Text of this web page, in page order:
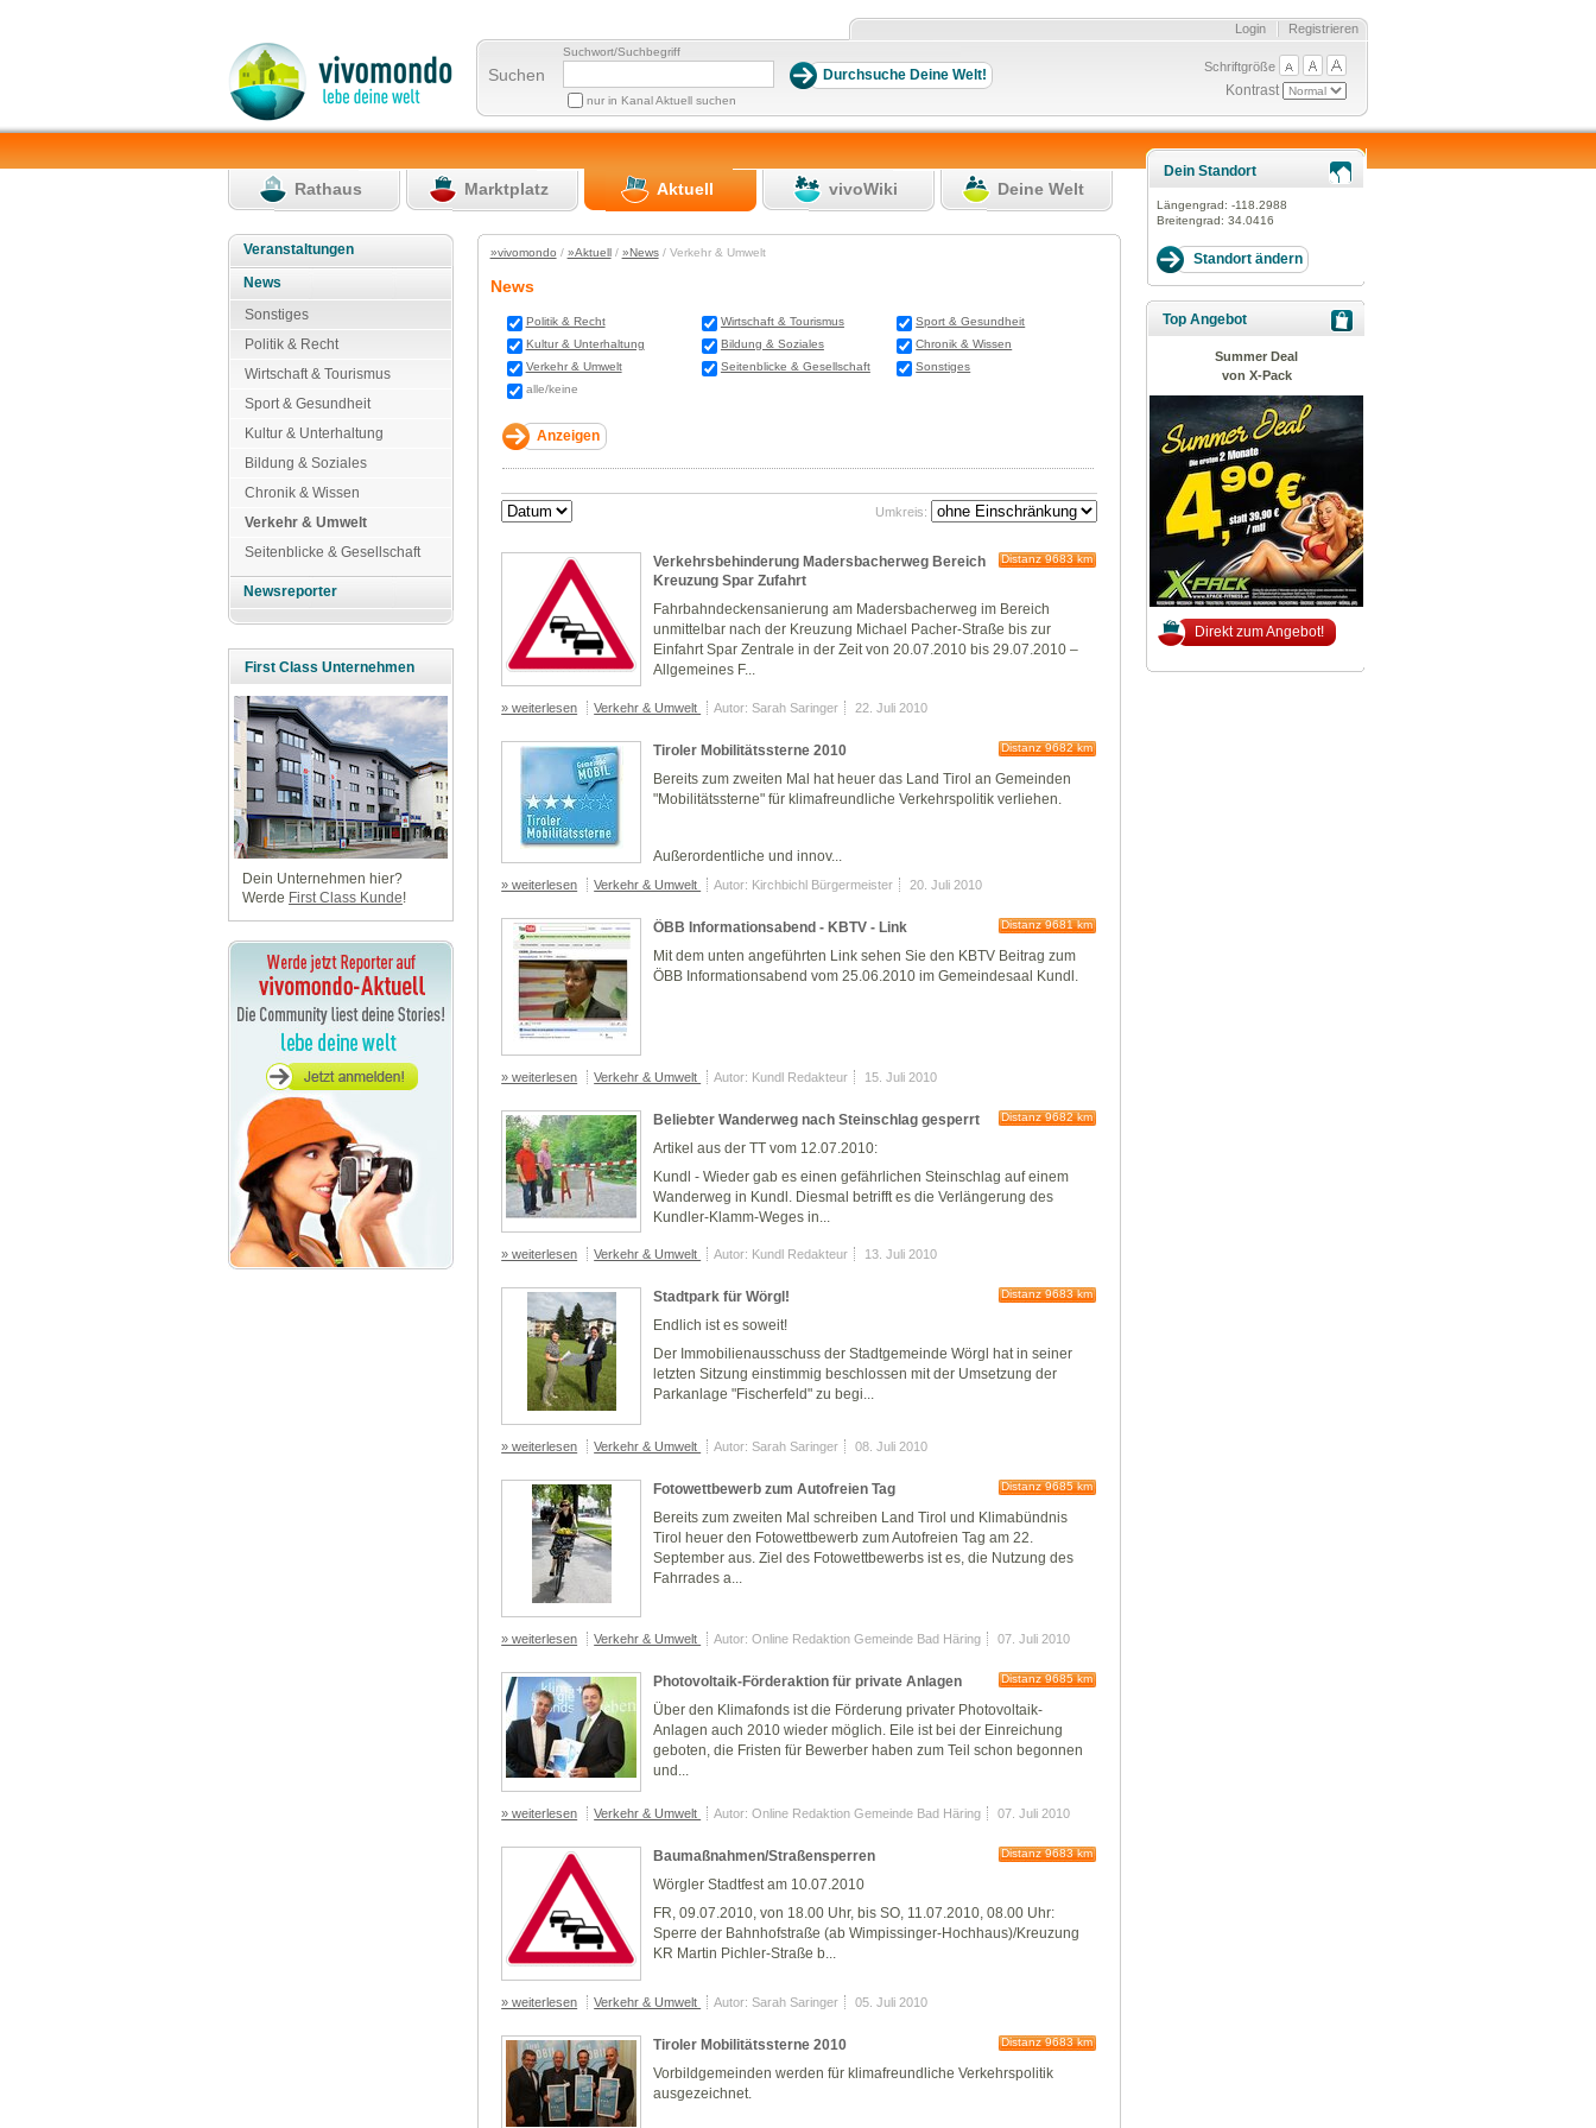
Registrieren
Login
Suchen
Suchwort/Suchbegriff
nur in Kanal Aktuell suchen
Schriftgröße
Kontrast
Rathaus Marktplatz Aktuell vivoWiki Deine Welt
Veranstaltungen
News
Sonstiges
Politik & Recht
Wirtschaft & Tourismus
Sport & Gesundheit
Kultur & Unterhaltung
Bildung & Soziales
Chronik & Wissen
Verkehr & Umwelt
Seitenblicke & Gesellschaft
Newsreporter
First Class Unternehmen
Dein Unternehmen hier?
Werde First Class Kunde!
»vivomondo / »Aktuell/ »News/ Verkehr & Umwelt
News
Politik & Recht Wirtschaft & Tourismus
Sport & Gesundheit
Kultur & Unterhaltung
Bildung & Soziales
Chronik & Wissen
Verkehr & Umwelt
Seitenblicke & Gesellschaft
Sonstiges
alle/keine
Umkreis:
Verkehrsbehinderung Madersbacherweg Bereich
Kreuzung Spar Zufahrt
Distanz 9683 km
Fahrbahndeckensanierung am Madersbacherweg im Bereich
unmittelbar nach der Kreuzung Michael Pacher-Straße bis zur
Einfahrt Spar Zentrale in der Zeit von 20.07.2010 bis 29.07.2010 –
Allgemeines F...
» weiterlesen Verkehr & Umwelt Autor: Sarah Saringer 22. Juli 2010
Tiroler Mobilitätssterne 2010 Distanz 9682 km
Bereits zum zweiten Mal hat heuer das Land Tirol an Gemeinden
"Mobilitätssterne" für klimafreundliche Verkehrspolitik verliehen.
Außerordentliche und innov...
» weiterlesen Verkehr & Umwelt Autor: Kirchbichl Bürgermeister 20. Juli 2010
ÖBB Informationsabend - KBTV - Link Distanz 9681 km
Mit dem unten angeführten Link sehen Sie den KBTV Beitrag zum
ÖBB Informationsabend vom 25.06.2010 im Gemeindesaal Kundl.
» weiterlesen Verkehr & Umwelt Autor: Kundl Redakteur 15. Juli 2010
Beliebter Wanderweg nach Steinschlag gesperrt Distanz 9682 km
Artikel aus der TT vom 12.07.2010:
Kundl - Wieder gab es einen gefährlichen Steinschlag auf einem
Wanderweg in Kundl. Diesmal betrifft es die Verlängerung des
Kundler-Klamm-Weges in...
» weiterlesen Verkehr & Umwelt Autor: Kundl Redakteur 13. Juli 2010
Stadtpark für Wörgl! Distanz 9683 km
Endlich ist es soweit!
Der Immobilienausschuss der Stadtgemeinde Wörgl hat in seiner
letzten Sitzung einstimmig beschlossen mit der Umsetzung der
Parkanlage "Fischerfeld" zu begi...
» weiterlesen Verkehr & Umwelt Autor: Sarah Saringer 08. Juli 2010
Fotowettbewerb zum Autofreien Tag Distanz 9685 km
Bereits zum zweiten Mal schreiben Land Tirol und Klimabündnis
Tirol heuer den Fotowettbewerb zum Autofreien Tag am 22.
September aus. Ziel des Fotowettbewerbs ist es, die Nutzung des
Fahrrades a...
» weiterlesen Verkehr & Umwelt Autor: Online Redaktion Gemeinde Bad Häring 07. Juli 2010
Photovoltaik-Förderaktion für private Anlagen Distanz 9685 km
Über den Klimafonds ist die Förderung privater Photovoltaik-
Anlagen auch 2010 wieder möglich. Eile ist bei der Einreichung
geboten, die Fristen für Bewerber haben zum Teil schon begonnen
und...
» weiterlesen Verkehr & Umwelt Autor: Online Redaktion Gemeinde Bad Häring 07. Juli 2010
Baumaßnahmen/Straßensperren Distanz 9683 km
Wörgler Stadtfest am 10.07.2010
FR, 09.07.2010, von 18.00 Uhr, bis SO, 11.07.2010, 08.00 Uhr:
Sperre der Bahnhofstraße (ab Wimpissinger-Hochhaus)/Kreuzung
KR Martin Pichler-Straße b...
» weiterlesen Verkehr & Umwelt Autor: Sarah Saringer 05. Juli 2010
Tiroler Mobilitätssterne 2010 Distanz 9683 km
Vorbildgemeinden werden für klimafreundliche Verkehrspolitik
ausgezeichnet.
Dein Standort
Längengrad: -118.2988
Breitengrad: 34.0416
Top Angebot
Summer Deal
von X-Pack
Direkt zum Angebot!